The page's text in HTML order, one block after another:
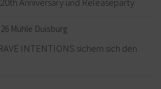
INTENTIONS sichern sich den